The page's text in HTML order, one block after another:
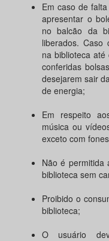
Em caso de
apresentar o
no balcão da
liberados. Caso
na biblioteca
conferidas
desejarem sair
de energia;
Em respeito
música ou
exceto com
Não é permitida
biblioteca sem
Proibido o
biblioteca;
O usuário